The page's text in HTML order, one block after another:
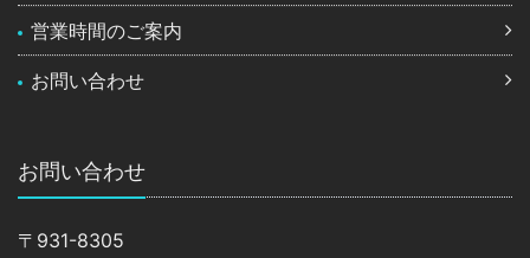
営業時間のご案内
お問い合わせ
お問い合わせ
〒931-8305